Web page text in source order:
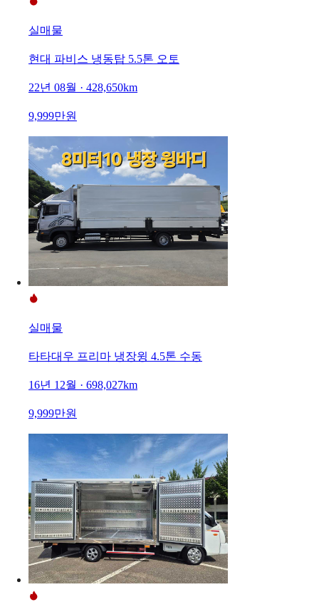
실매물
현대 파비스 냉동탑 5.5톤 오토
22년 08월 · 428,650km
9,999만원
실매물
타타대우 프리마 냉장윙 4.5톤 수동
16년 12월 · 698,027km
9,999만원